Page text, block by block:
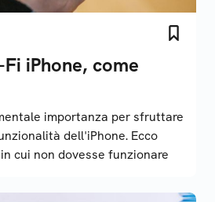
iPhone, come
importanza per sfruttare
dell'iPhone. Ecco
cui non dovesse funzionare